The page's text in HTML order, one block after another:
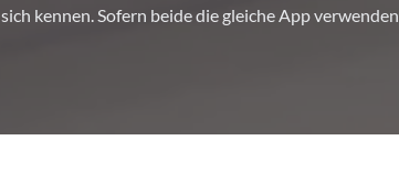
sich kennen. Sofern beide die gleiche App verwenden.